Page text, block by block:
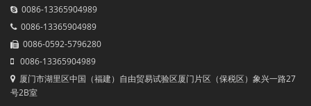
0086-13365904989
0086-13365904989
0086-0592-5796280
0086-13365904989
厦门市湖里区中国（福建）自由贸易试验区厦门片区（保税区）象兴一路27
号2B室